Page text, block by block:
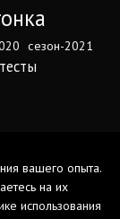
сезон-2021
тесты
вашего опыта.
на их
использования